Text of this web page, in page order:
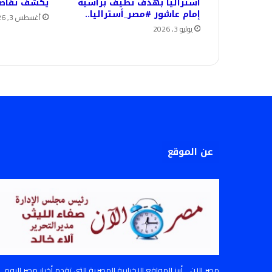
إمام عاشور #مصر_أستراليا..
يوليو 3, 2026
أغسطس 3, 2026
عن الموقع